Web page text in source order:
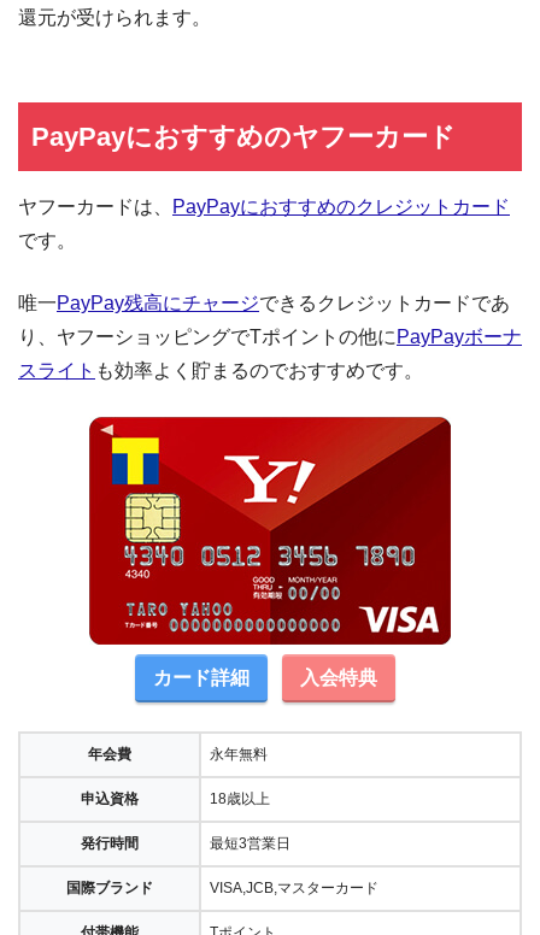
還元が受けられます。
PayPayにおすすめのヤフーカード
ヤフーカードは、
PayPayにおすすめのクレジットカード
です。
唯一PayPay残高にチャージできるクレジットカードであ
り、ヤフーショッピングでTポイントの他に PayPayボーナ
スライト も効率よく貯まるのでおすすめです。
カード詳細 入会特典
年会費 永年無料
申込資格 18歳以上
発行時間 最短3営業日
国際ブランド VISA,JCB,マスターカード